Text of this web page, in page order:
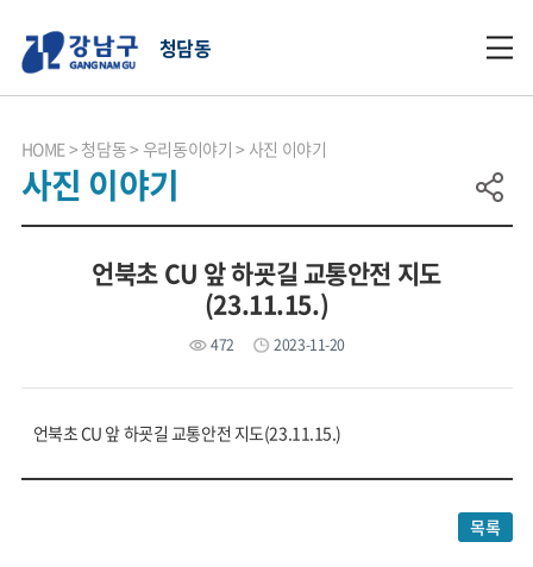
청담동
HOME 청담동 우리동이야기 사진 이야기
사진 이야기
언북초 CU 앞 하굣길 교통안전 지도
(23.11.15.)
472 2023-11-20
언북초 CU 앞 하굣길 교통안전 지도(23.11.15.)
목록